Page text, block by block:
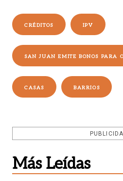
CRÉDITOS IPV
SAN JUAN EMITE BONOS PARA
CASAS BARRIOS
Más Leídas